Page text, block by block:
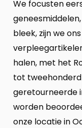
We focusten
bleek, zijn we
halen, met het
tot
geretourneerde
worden
onze locatie in